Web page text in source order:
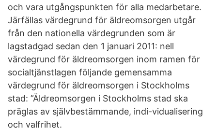
och vara utgångspunkten för alla medarbetare.
Järfällas värdegrund för äldreomsorgen utgår
från den nationella värdegrunden som är
lagstadgad sedan den 1 januari 2011: nell
värdegrund för äldreomsorgen inom ramen för
socialtjänstlagen följande gemensamma
värdegrund för äldreomsorgen i Stockholms
stad: ”Äldreomsorgen i Stockholms stad ska
präglas av självbestämmande, indi-vidualisering
och valfrihet.